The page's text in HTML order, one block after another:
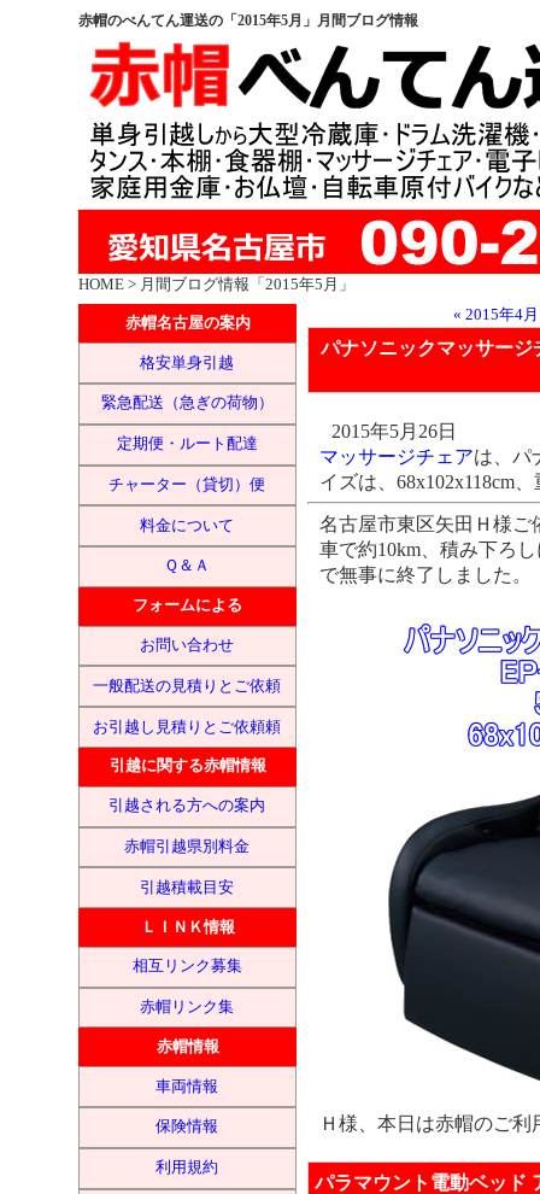
赤帽のべんてん運送の「2015年5月」月間ブログ情報
HOME > 月間ブログ情報「2015年5月」
赤帽名古屋の案内
格安単身引越
緊急配送（急ぎの荷物）
定期便・ルート配達
チャーター（貸切）便
料金について
Ｑ＆Ａ
フォームによる
お問い合わせ
一般配送の見積りとご依頼
お引越し見積りとご依頼頼
引越に関する赤帽情報
引越される方への案内
赤帽引越県別料金
引越積載目安
ＬＩＮＫ情報
相互リンク募集
赤帽リンク集
赤帽情報
車両情報
保険情報
利用規約
« 2015年4月
パナソニックマッサー
2015年5月26日
マッサージチェアは、パ
イズは、68x102x118cm
名古屋市東区矢田Ｈ様ご
車で約10km、積み下ろ
で無事に終了しました。
Ｈ様、本日は赤帽のご
パラマウント電動ベッド